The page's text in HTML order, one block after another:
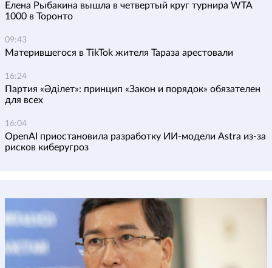
Елена Рыбакина вышла в четвертый круг турнира WTA
1000 в Торонто
09:43
Матерившегося в TikTok жителя Тараза арестовали
16:24
Партия «Әділет»: принцип «Закон и порядок» обязателен
для всех
16:04
OpenAI приостановила разработку ИИ-модели Astra из-за
рисков киберугроз